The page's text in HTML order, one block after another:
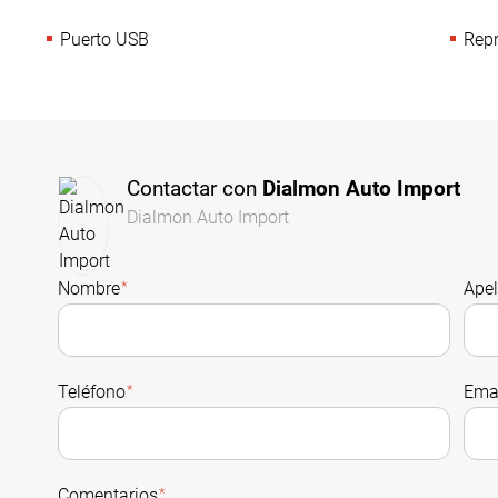
Puerto USB
Contactar con Dialmon Auto Import
Dialmon Auto Import
Nombre*
Teléfono*
*